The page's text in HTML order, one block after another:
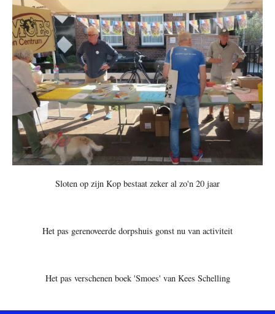
Sloten op zijn Kop bestaat zeker al zo'n 20 jaar
Het pas gerenoveerde dorpshuis gonst nu van activiteit
Het pas verschenen boek 'Smoes' van Kees Schelling